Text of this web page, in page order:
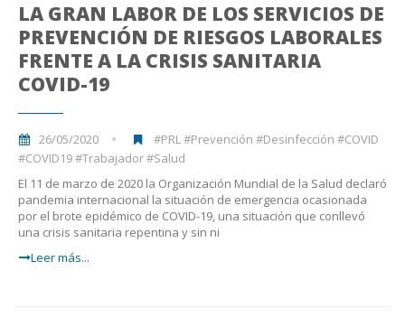
LA GRAN LABOR DE LOS SERVICIOS DE
PREVENCIÓN DE RIESGOS LABORALES
FRENTE A LA CRISIS SANITARIA
COVID-19
26/05/2020
#PRL #Prevención #Desinfección #COVID
#COVID19 #Trabajador #Salud
El 11 de marzo de 2020 la Organización Mundial de la Salud declaró
pandemia internacional la situación de emergencia ocasionada
por el brote epidémico de COVID-19, una situación que conllevó
una crisis sanitaria repentina y sin ni
Leer más...